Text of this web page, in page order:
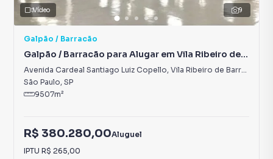
9
Vídeo
Galpão / Barracão
Galpão / Barracão para Alugar em Vila Ribeiro de
Barros
Avenida Cardeal Santiago Luiz Copello, Vila Ribeiro de Barros
São Paulo, SP
9507m²
R$ 380.280,00Aluguel
IPTU R$ 265,00